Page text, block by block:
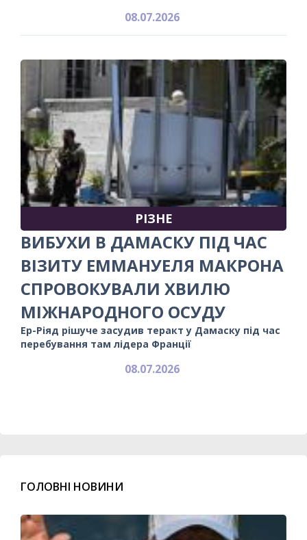
08.07.2026
РІЗНЕ
ВИБУХИ В ДАМАСКУ ПІД ЧАС
ВІЗИТУ ЕММАНУЕЛЯ МАКРОНА
СПРОВОКУВАЛИ ХВИЛЮ
МІЖНАРОДНОГО ОСУДУ
Ер-Ріяд рішуче засудив теракт у Дамаску під час
перебування там лідера Франції
08.07.2026
ГОЛОВНІ НОВИНИ